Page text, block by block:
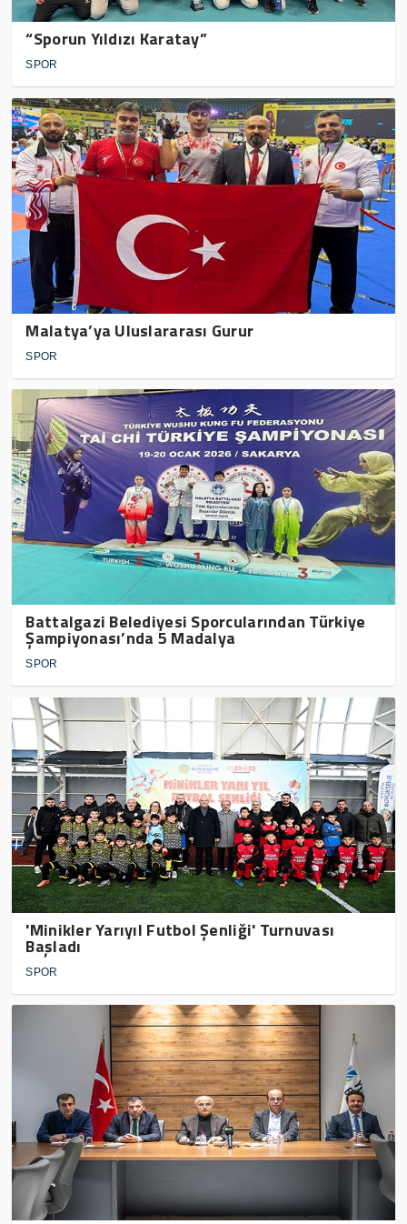
“Sporun Yıldızı Karatay”
SPOR
Malatya’ya Uluslararası Gurur
SPOR
Battalgazi Belediyesi Sporcularından Türkiye
Şampiyonası’nda 5 Madalya
SPOR
'Minikler Yarıyıl Futbol Şenliği' Turnuvası
Başladı
SPOR